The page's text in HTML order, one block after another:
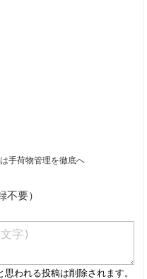
手荷物管理を徹底へ
要）